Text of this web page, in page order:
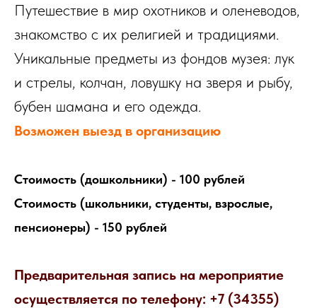
Путешествие в мир охотников и оленеводов,
знакомство с их религией и традициями.
Уникальные предметы из фондов музея: лук
и стрелы, колчан, ловушку на зверя и рыбу,
бубен шамана и его одежда.
Возможен выезд в организацию
Стоимость (дошкольники) - 100 рублей
Стоимость (школьники, студенты, взрослые,
пенсионеры) - 150 рублей
Предварительная запись на мероприятие
осуществляется по телефону: +7 (34355)